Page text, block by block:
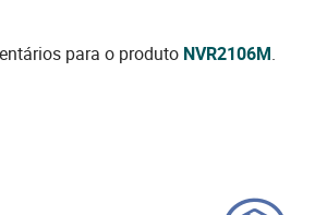
para o produto NVR2106M.